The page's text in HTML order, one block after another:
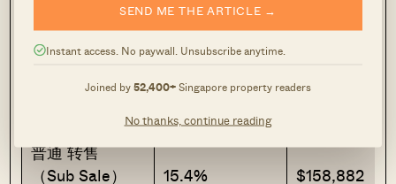
SEND ME THE ARTICLE →
Instant access. No paywall. Unsubscribe anytime.
Joined by52,400+Singapore property readers
No thanks, continue reading
普通 转售至转
售
23.7%
$287,054
（Sub Sale）
20.0% $165,911
普通 转售
（Sub Sale）
15.4% $158,882